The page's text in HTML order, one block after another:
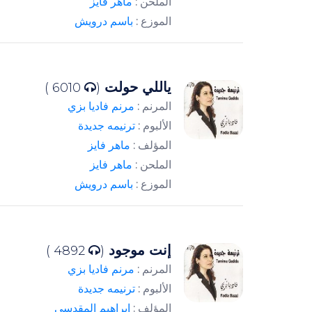
الموزع : باسم درويش
ياللي حولت (
المرنم : مرنم فاديا بزي
الألبوم : ترنيمه جديدة
المؤلف : ماهر فايز
الملحن : ماهر فايز
الموزع : باسم درويش
إنت موجود (
المرنم : مرنم فاديا بزي
الألبوم : ترنيمه جديدة
المؤلف : إبراهيم المقدسي